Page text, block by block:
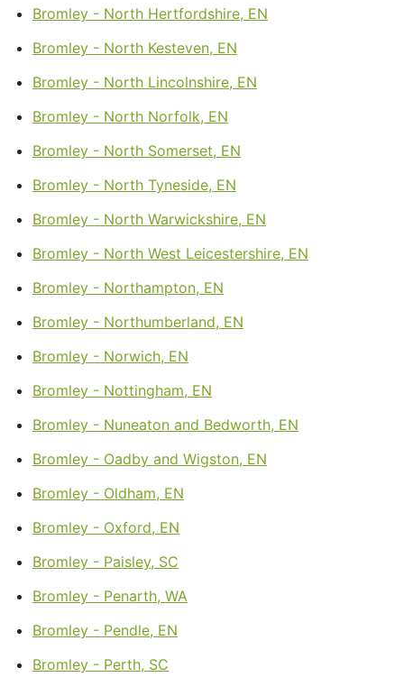
Bromley - North Hertfordshire, EN
Bromley - North Kesteven, EN
Bromley - North Lincolnshire, EN
Bromley - North Norfolk, EN
Bromley - North Somerset, EN
Bromley - North Tyneside, EN
Bromley - North Warwickshire, EN
Bromley - North West Leicestershire, EN
Bromley - Northampton, EN
Bromley - Northumberland, EN
Bromley - Norwich, EN
Bromley - Nottingham, EN
Bromley - Nuneaton and Bedworth, EN
Bromley - Oadby and Wigston, EN
Bromley - Oldham, EN
Bromley - Oxford, EN
Bromley - Paisley, SC
Bromley - Penarth, WA
Bromley - Pendle, EN
Bromley - Perth, SC